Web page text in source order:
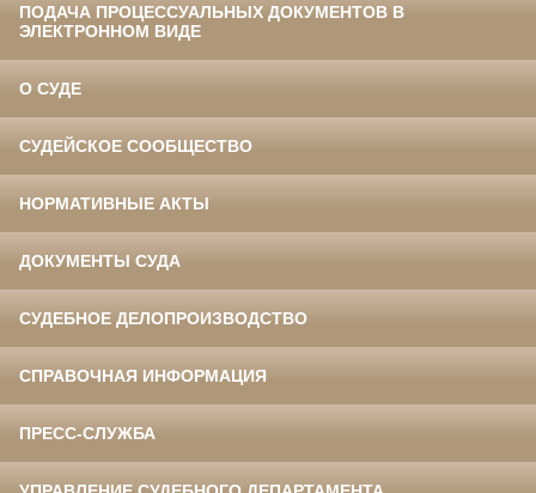
ПОДАЧА ПРОЦЕССУАЛЬНЫХ ДОКУМЕНТОВ В
ЭЛЕКТРОННОМ ВИДЕ
О СУДЕ
СУДЕЙСКОЕ СООБЩЕСТВО
НОРМАТИВНЫЕ АКТЫ
ДОКУМЕНТЫ СУДА
СУДЕБНОЕ ДЕЛОПРОИЗВОДСТВО
СПРАВОЧНАЯ ИНФОРМАЦИЯ
ПРЕСС-СЛУЖБА